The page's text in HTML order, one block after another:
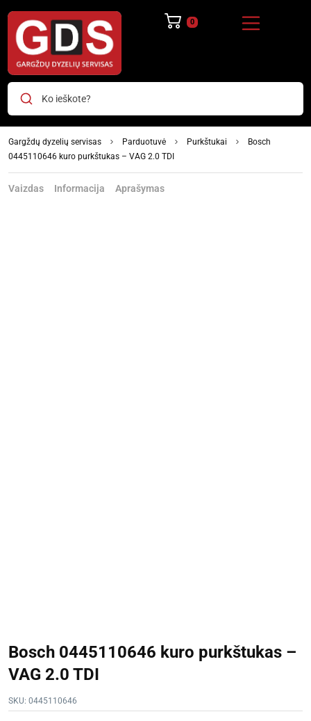
Ko ieškote?
Gargždų dyzelių servisas Parduotuvė Purkštukai
Bosch
0445110646 kuro purkštukas – VAG 2.0 TDI
Vaizdas Informacija Aprašymas
Bosch 0445110646 kuro purkštukas –
VAG 2.0 TDI
SKU: 0445110646